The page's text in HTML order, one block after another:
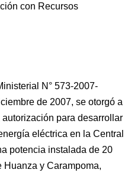
con Recursos
N° 573-2007-
de 2007, se otorgó a
para desarrollar
eléctrica en la Central
potencia instalada de 20
Huanza y Carampoma,